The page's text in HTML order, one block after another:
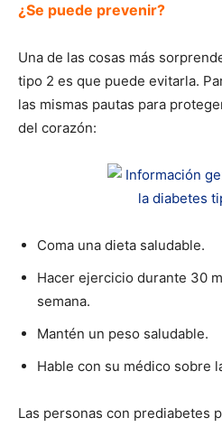
¿Se puede prevenir?
Una de las cosas más
tipo 2 es que puede evitarla.
las mismas pautas para
del corazón:
Coma una dieta saludable.
Hacer ejercicio durante 30
semana.
Mantén un peso saludable.
Hable con su médico sobre
Las personas con prediabetes